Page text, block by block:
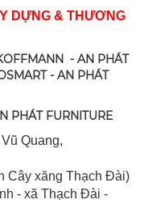
DỰNG & THƯƠNG
- AN PHÁT
- AN PHÁT
PHÁT FURNITURE
Quang,
Cây xăng Thạch Đài)
- xã Thạch Đài -